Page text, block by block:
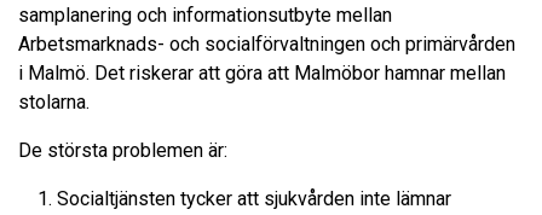
samplanering och informationsutbyte mellan
Arbetsmarknads- och socialförvaltningen och primärvården
i Malmö. Det riskerar att göra att Malmöbor hamnar mellan
stolarna.
De största problemen är:
Socialtjänsten tycker att sjukvården inte lämnar